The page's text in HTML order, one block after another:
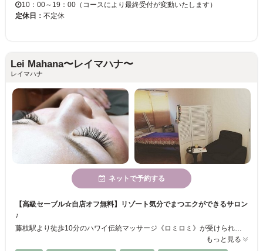
10：00～19：00（コースにより最終受付が変動いたします）
定休日： 不定休
Lei Mahana〜レイマハナ〜
レイマハナ
ネットで予約する
【高級セーブル☆自店オフ無料】リゾート気分でまつエクができるサロン
♪
藤枝駅より徒歩10分のハワイ伝統マッサージ《ロミロミ》が受けられるサロン♪脱毛・フェイシャル・まつエク・ブライダルメニューもご用意！店内の雑貨や家具はハワイアンなもので揃えられていて、女性も男性もリラックスできる温かみのある空間です◎一人一人にあったカウンセリング＋まつエクで明るい印象の目元に☆
もっと見る